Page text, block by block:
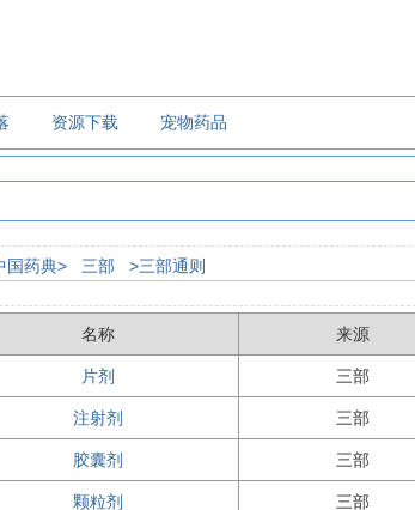
资源下载 宠物药品
国药典> 三部 >三部通则
名称 来源
片剂 三部
注射剂 三部
胶囊剂 三部
颗粒剂 三部